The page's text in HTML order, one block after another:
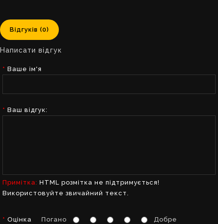
Відгуків (0)
Написати відгук
Ваше ім'я
Ваш відгук:
Примітка: HTML розмітка не підтримується!
Використовуйте звичайний текст.
Оцінка Погано Добре